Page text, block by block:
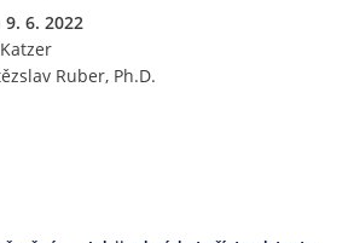
9. 6. 2022
Ruber, Ph.D.